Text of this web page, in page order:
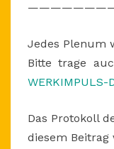
Jedes Plenum
Bitte trage
Das Protokoll
diesem